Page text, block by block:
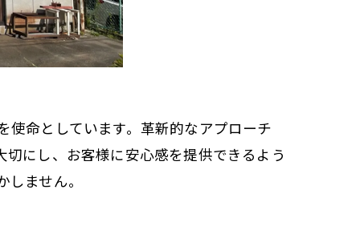
命としています。革新的なアプローチ
にし、お客様に安心感を提供できるよう
ません。